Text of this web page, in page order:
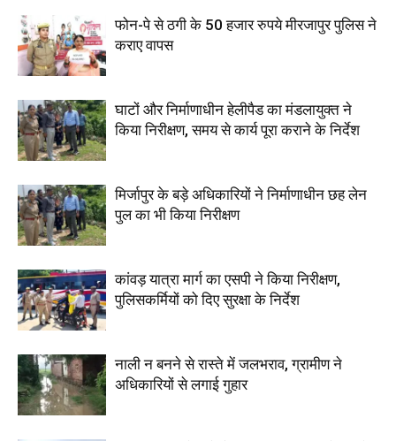
फोन-पे से ठगी के 50 हजार रुपये मीरजापुर पुलिस ने
कराए वापस
घाटों और निर्माणाधीन हेलीपैड का मंडलायुक्त ने
किया निरीक्षण, समय से कार्य पूरा कराने के निर्देश
मिर्जापुर के बड़े अधिकारियों ने निर्माणाधीन छह लेन
पुल का भी किया निरीक्षण
कांवड़ यात्रा मार्ग का एसपी ने किया निरीक्षण,
पुलिसकर्मियों को दिए सुरक्षा के निर्देश
नाली न बनने से रास्ते में जलभराव, ग्रामीण ने
अधिकारियों से लगाई गुहार